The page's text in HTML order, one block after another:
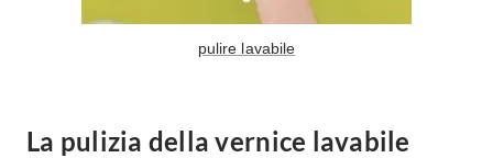
Reti Letto
A Chiocciola
Rivestimenti
pulire lavabile
La pulizia della vernice lavabile